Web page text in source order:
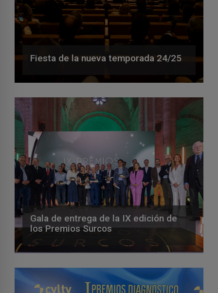
Fiesta de la nueva temporada 24/25
Gala de entrega de la IX edición de
los Premios Surcos